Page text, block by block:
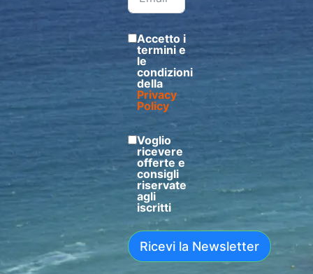
Accetto i
termini e
le
condizioni
della
Privacy
Policy
Voglio
ricevere
offerte e
consigli
riservate
agli
iscritti
Ricevi la Newsletter